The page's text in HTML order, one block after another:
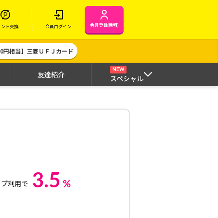
ント交換 会員ログイン 会員登録(無料)
円相当】三菱ＵＦＪカード
友達紹介
NEW
スペシャル
利用で 3.5 %